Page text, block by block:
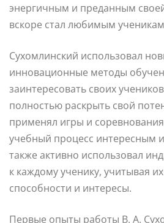
энергичным и преданным
вскоре стал любимым
Сухомлинский использовал
инновационные методы
заинтересовать своих
полностью раскрыть свой
применял игры и
учебный процесс интересным
также активно использовал
к каждому ученику, учитывая
способности и интересы.
Первые опыты работы В. А.